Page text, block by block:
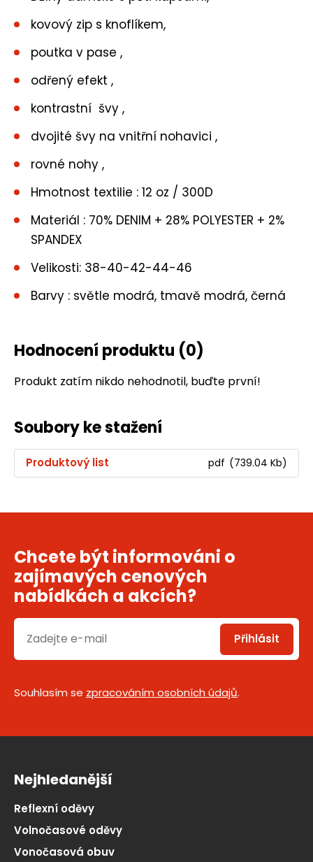
kovový zip s knoflíkem,
poutka v pase ,
odřený efekt ,
kontrastní švy ,
dvojité švy na vnitřní nohavici ,
rovné nohy ,
Hmotnost textilie : 12 oz / 300D
Materiál : 70% DENIM + 28% POLYESTER + 2%
SPANDEX
Velikosti: 38-40-42-44-46
Barvy : světle modrá, tmavě modrá, černá
Hodnocení produktu (0)
Produkt zatím nikdo nehodnotil, buďte první!
Soubory ke stažení
Produktový list pdf (739.04 Kb)
Chcete být informováni o
zajímavých cenových
nabídkách a akcích?
Přihlásit
Souhlasím se zpracováním osobních údajů.
Nejhledanější
Reflexní oděvy
Volnočasové oděvy
Vonočasová obuv